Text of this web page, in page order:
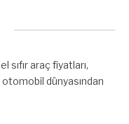
sıfır araç fiyatları,
dünyasından